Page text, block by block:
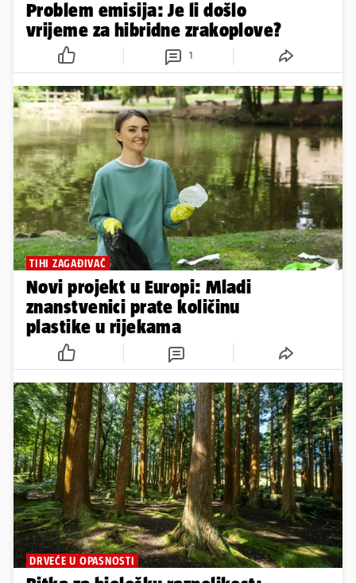
Problem emisija: Je li došlo
vrijeme za hibridne zrakoplove?
1
TIHI ZAGAĐIVAČ
Novi projekt u Europi: Mladi
znanstvenici prate količinu
plastike u rijekama
DRVEĆE U OPASNOSTI